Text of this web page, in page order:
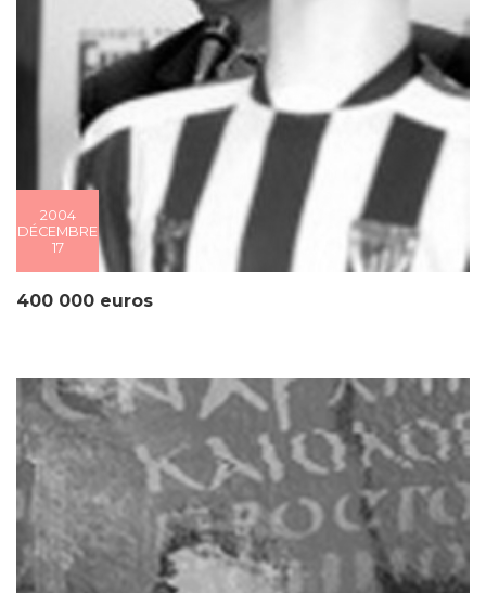
2004
DÉCEMBRE
17
400 000 euros